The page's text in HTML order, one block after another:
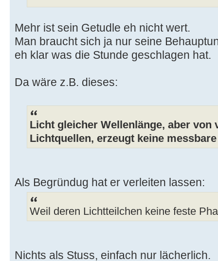
Mehr ist sein Getudle eh nicht wert.
Man braucht sich ja nur seine
eh klar was die Stunde geschlagen hat.
Da wäre z.B. dieses:
Licht gleicher Wellenlänge, aber von
Lichtquellen, erzeugt keine
Als Begründug hat er verleiten lassen:
Weil deren Lichtteilchen keine feste
Nichts als Stuss, einfach nur lächerlich.